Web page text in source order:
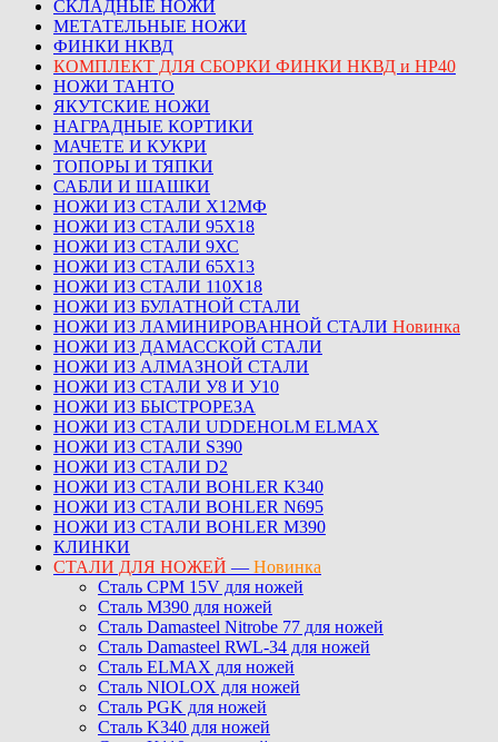
СКЛАДНЫЕ НОЖИ
МЕТАТЕЛЬНЫЕ НОЖИ
ФИНКИ НКВД
КОМПЛЕКТ ДЛЯ СБОРКИ ФИНКИ НКВД и НР40
НОЖИ ТАНТО
ЯКУТСКИЕ НОЖИ
НАГРАДНЫЕ КОРТИКИ
МАЧЕТЕ И КУКРИ
ТОПОРЫ И ТЯПКИ
САБЛИ И ШАШКИ
НОЖИ ИЗ СТАЛИ Х12МФ
НОЖИ ИЗ СТАЛИ 95Х18
НОЖИ ИЗ СТАЛИ 9ХС
НОЖИ ИЗ СТАЛИ 65Х13
НОЖИ ИЗ СТАЛИ 110Х18
НОЖИ ИЗ БУЛАТНОЙ СТАЛИ
НОЖИ ИЗ ЛАМИНИРОВАННОЙ СТАЛИ Новинка
НОЖИ ИЗ ДАМАССКОЙ СТАЛИ
НОЖИ ИЗ АЛМАЗНОЙ СТАЛИ
НОЖИ ИЗ СТАЛИ У8 И У10
НОЖИ ИЗ БЫСТРОРЕЗА
НОЖИ ИЗ СТАЛИ UDDEHOLM ELMAX
НОЖИ ИЗ СТАЛИ S390
НОЖИ ИЗ СТАЛИ D2
НОЖИ ИЗ СТАЛИ BOHLER K340
НОЖИ ИЗ СТАЛИ BOHLER N695
НОЖИ ИЗ СТАЛИ BOHLER M390
КЛИНКИ
СТАЛИ ДЛЯ НОЖЕЙ — Новинка
Сталь CPM 15V для ножей
Сталь M390 для ножей
Сталь Damasteel Nitrobe 77 для ножей
Сталь Damasteel RWL-34 для ножей
Сталь ELMAX для ножей
Сталь NIOLOX для ножей
Сталь PGK для ножей
Сталь K340 для ножей